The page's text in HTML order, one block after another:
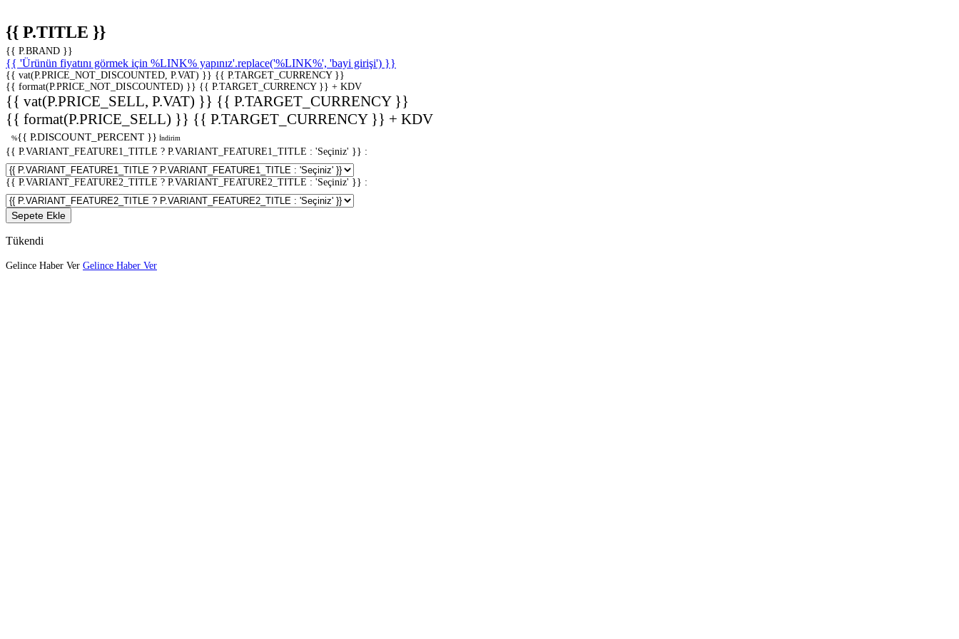
{{ P.TITLE }}
{{ P.BRAND }}
{{ 'Ürünün fiyatını görmek için %LINK% yapınız'.replace('%LINK%', 'bayi girişi') }}
{{ vat(P.PRICE_NOT_DISCOUNTED, P.VAT) }} {{ P.TARGET_CURRENCY }}
{{ format(P.PRICE_NOT_DISCOUNTED) }} {{ P.TARGET_CURRENCY }} + KDV
{{ vat(P.PRICE_SELL, P.VAT) }} {{ P.TARGET_CURRENCY }}
{{ format(P.PRICE_SELL) }} {{ P.TARGET_CURRENCY }} + KDV
%{{ P.DISCOUNT_PERCENT }} İndirim
{{ P.VARIANT_FEATURE1_TITLE ? P.VARIANT_FEATURE1_TITLE : 'Seçiniz' }} :
{{ P.VARIANT_FEATURE2_TITLE ? P.VARIANT_FEATURE2_TITLE : 'Seçiniz' }} :
Sepete Ekle
Tükendi
Gelince Haber Ver Gelince Haber Ver